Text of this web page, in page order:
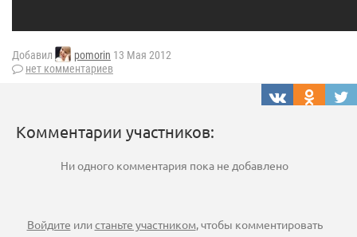
Добавил pomorin 13 Мая 2012
нет комментариев
Комментарии участников:
Ни одного комментария пока не добавлено
Войдите илистаньте участником, чтобы комментировать